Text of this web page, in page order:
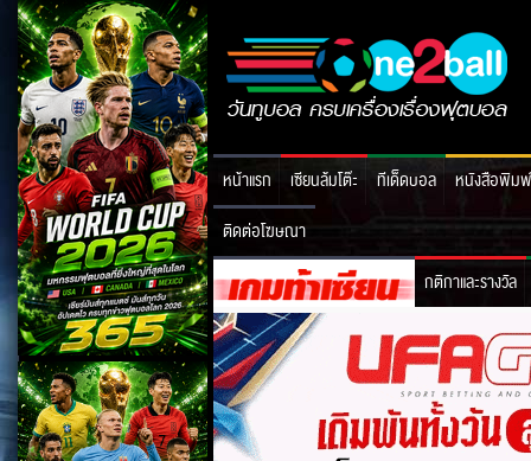
หน้าแรก เซียนล้มโต๊ะ ทีเด็ดบอล
หนังสือพิมพ์
ติดต่อโฆษณา
กติกาและรางวัล